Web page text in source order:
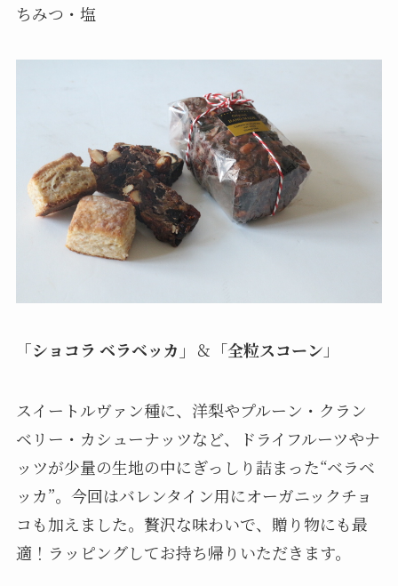
ちみつ・塩
「ショコラ ベラベッカ」 ＆「全粒スコーン 」
スイートルヴァン種に、洋梨やプルーン・クラン
ベリー・カシューナッツなど、ドライフルーツやナ
ッツが少量の生地の中にぎっしり詰まった“ベラベ
ッカ”。今回はバレンタイン用にオーガニックチョ
コも加えました。贅沢な味わいで、贈り物にも最
適！ラッピングしてお持ち帰りいただきます。